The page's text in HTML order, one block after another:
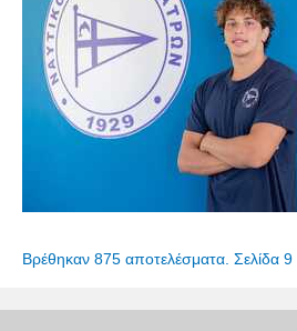
Βρέθηκαν 875 αποτελέσματα. Σελίδα